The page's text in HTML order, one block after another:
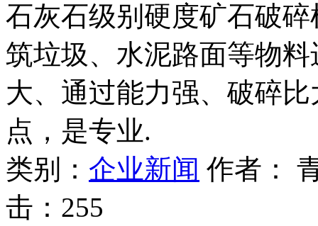
石灰石级别硬度矿石破
筑垃圾、水泥路面等物
大、通过能力强、破碎
点，是专业.
类别： 企业新闻 作者：
击： 255